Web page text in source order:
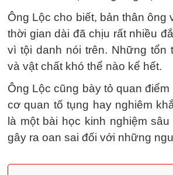
Ông Lộc cho biết, bản thân ông
thời gian dài đã chịu rất nhiều
vì tội danh nói trên. Những tổn
và vật chất khó thể nào kể hết.
Ông Lộc cũng bày tỏ quan
cơ quan tố tụng hay nghiêm
là một bài học kinh nghiệm
gây ra oan sai đối với những